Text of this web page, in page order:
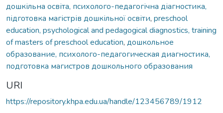
дошкільна освіта, психолого-педагогічна діагностика,
підготовка магістрів дошкільної освіти, preschool
education, psychological and pedagogical diagnostics, training
of masters of preschool education, дошкольное
образование, психолого-педагогическая диагностика,
подготовка магистров дошкольного образования
URI
https://repository.khpa.edu.ua/handle/123456789/1912